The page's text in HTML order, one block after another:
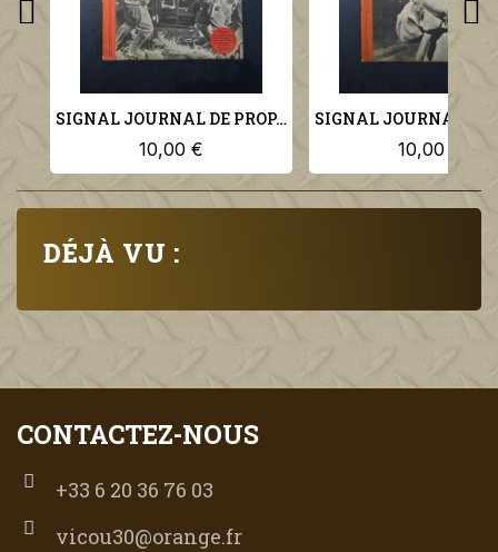
DÉJÀ VU :
SIGNAL JOURNAL DE PROPAGANDE ALLEMANDE 2ème NUMERO DE NOVEMBRE 1941 N°22
10,00 € 10,00 €
CONTACTEZ-NOUS
+33 6 20 36 76 03
vicou30@orange.fr